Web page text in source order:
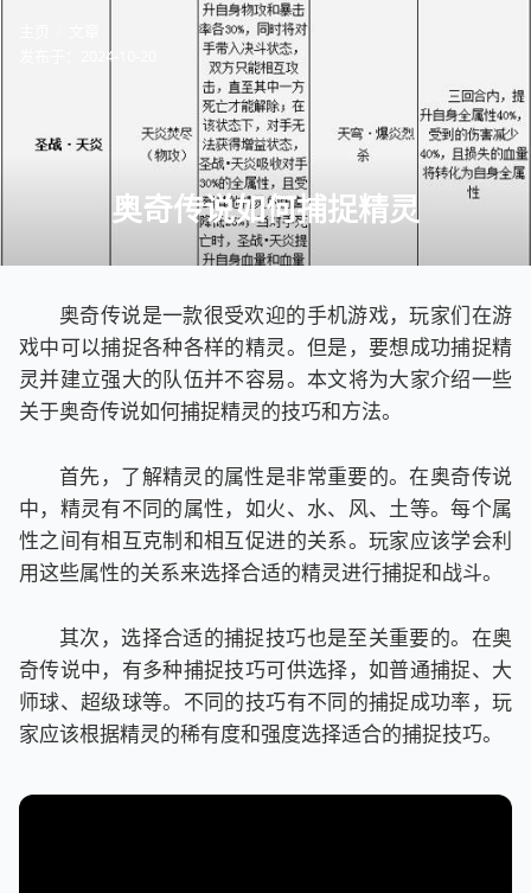
2024-10-20
奥奇传说如何捕捉精灵
奥奇传说是一款很受欢迎的手机游戏，玩家们在游
戏中可以捕捉各种各样的精灵。但是，要想成功捕捉精
灵并建立强大的队伍并不容易。本文将为大家介绍一些
关于奥奇传说如何捕捉精灵的技巧和方法。
首先，了解精灵的属性是非常重要的。在奥奇传说
中，精灵有不同的属性，如火、水、风、土等。每个属
性之间有相互克制和相互促进的关系。玩家应该学会利
用这些属性的关系来选择合适的精灵进行捕捉和战斗。
其次，选择合适的捕捉技巧也是至关重要的。在奥
奇传说中，有多种捕捉技巧可供选择，如普通捕捉、大
师球、超级球等。不同的技巧有不同的捕捉成功率，玩
家应该根据精灵的稀有度和强度选择适合的捕捉技巧。